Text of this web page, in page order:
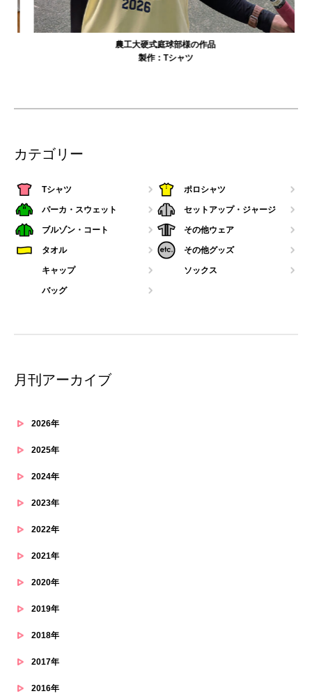
農工大硬式庭球部様の作品
製作：Tシャツ
カテゴリー
Tシャツ ポロシャツ
パーカ・スウェット セットアップ・ジャージ
ブルゾン・コート その他ウェア
タオル その他グッズ
キャップ ソックス
バッグ
月刊アーカイブ
2026年
2025年
2024年
2023年
2022年
2021年
2020年
2019年
2018年
2017年
2016年